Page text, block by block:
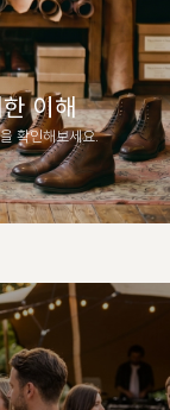
이해
확인해보세요.